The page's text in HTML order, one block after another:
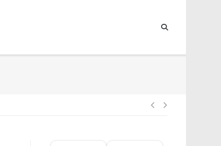
글